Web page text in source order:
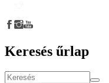
Keresés űrlap